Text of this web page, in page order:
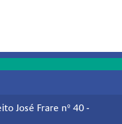
José Frare nº 40 -